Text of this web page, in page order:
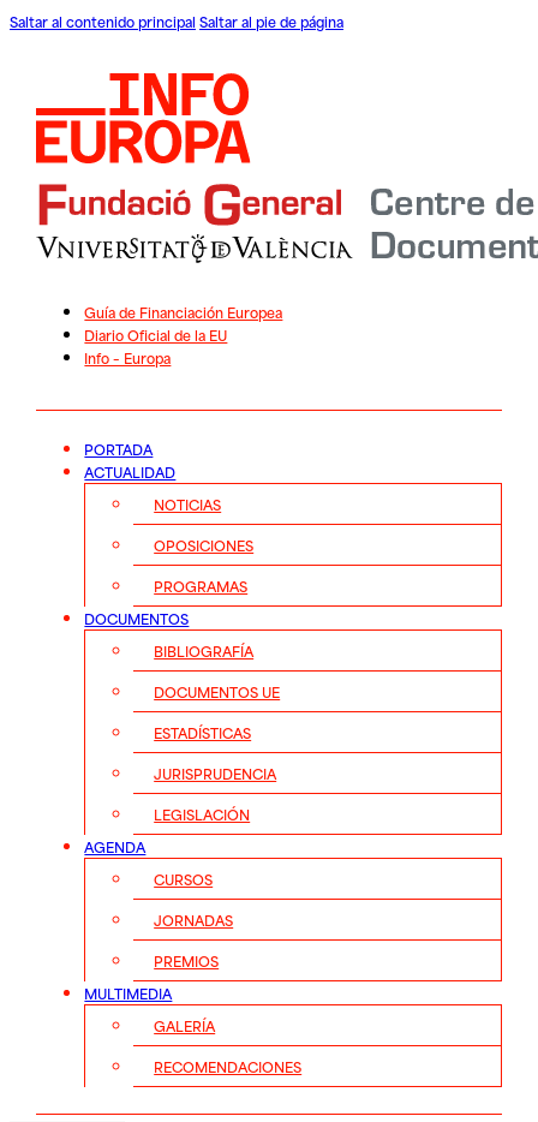
Saltar al contenido principal Saltar al pie de página
Guía de Financiación Europea
Diario Oficial de la EU
Info – Europa
PORTADA
ACTUALIDAD
NOTICIAS
OPOSICIONES
PROGRAMAS
DOCUMENTOS
BIBLIOGRAFÍA
DOCUMENTOS UE
ESTADÍSTICAS
JURISPRUDENCIA
LEGISLACIÓN
AGENDA
CURSOS
JORNADAS
PREMIOS
MULTIMEDIA
GALERÍA
RECOMENDACIONES